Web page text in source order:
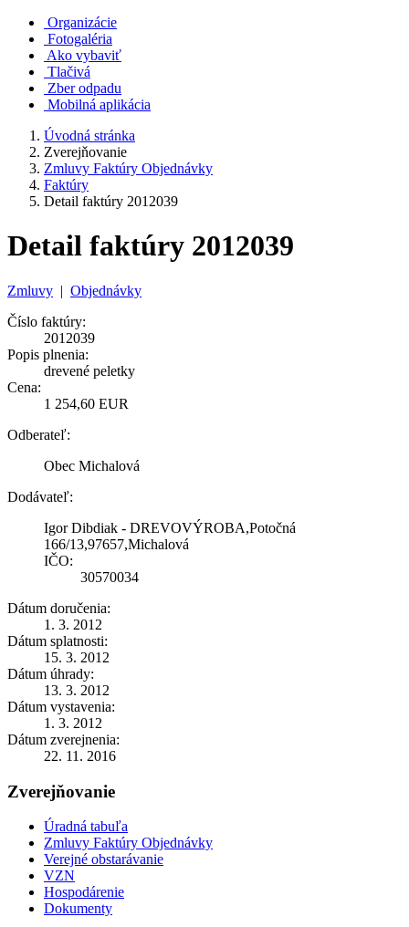
Organizácie
Fotogaléria
Ako vybaviť
Tlačivá
Zber odpadu
Mobilná aplikácia
Úvodná stránka
Zverejňovanie
Zmluvy Faktúry Objednávky
Faktúry
Detail faktúry 2012039
Detail faktúry 2012039
Zmluvy | Objednávky
Číslo faktúry:
2012039
Popis plnenia:
drevené peletky
Cena:
1 254,60 EUR
Odberateľ:
Obec Michalová
Dodávateľ:
Igor Dibdiak - DREVOVÝROBA,Potočná
166/13,97657,Michalová
IČO:
30570034
Dátum doručenia:
1. 3. 2012
Dátum splatnosti:
15. 3. 2012
Dátum úhrady:
13. 3. 2012
Dátum vystavenia:
1. 3. 2012
Dátum zverejnenia:
22. 11. 2016
Zverejňovanie
Úradná tabuľa
Zmluvy Faktúry Objednávky
Verejné obstarávanie
VZN
Hospodárenie
Dokumenty